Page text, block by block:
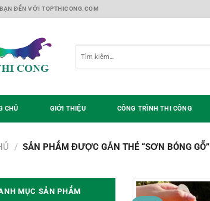
ĐẾN VỚI TOPTHICONG.COM
kiếm:
CHỦ GIỚI THIỆU CÔNG TRÌNH THI CÔNG
/ SẢN PHẨM ĐƯỢC GẮN THẺ “SƠN BÓNG GỖ”
MỤC SẢN PHẨM